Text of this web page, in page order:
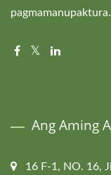
pagmamanupaktura.
Ang Aming
16 F-1, NO. 16,